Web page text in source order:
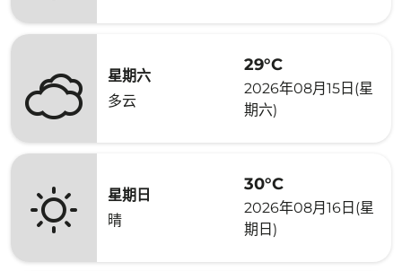
星期六
多云
29°C
2026年08月15日(星
期六)
星期日
晴
30°C
2026年08月16日(星
期日)